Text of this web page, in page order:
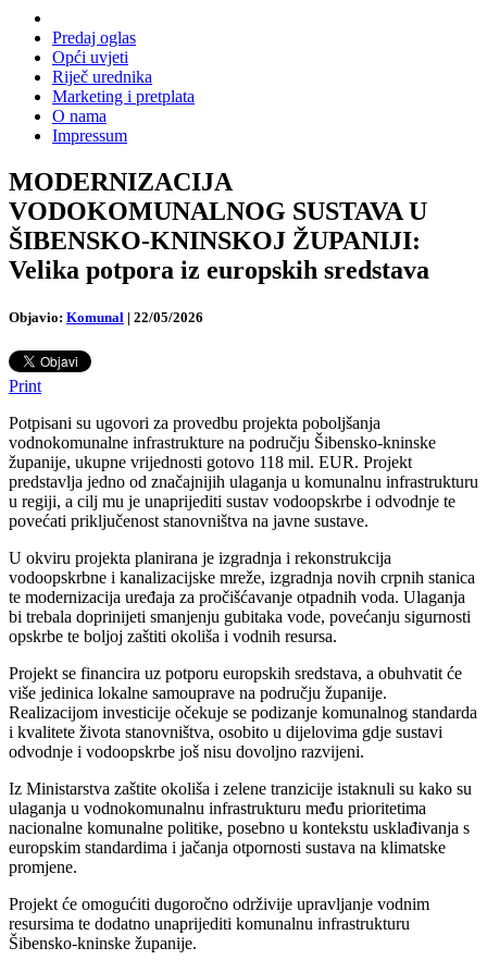
Predaj oglas
Opći uvjeti
Riječ urednika
Marketing i pretplata
O nama
Impressum
MODERNIZACIJA
VODOKOMUNALNOG SUSTAVA U
ŠIBENSKO-KNINSKOJ ŽUPANIJI:
Velika potpora iz europskih sredstava
Objavio: Komunal | 22/05/2026
Print
Potpisani su ugovori za provedbu projekta poboljšanja
vodnokomunalne infrastrukture na području Šibensko-kninske
županije, ukupne vrijednosti gotovo 118 mil. EUR. Projekt
predstavlja jedno od značajnijih ulaganja u komunalnu infrastrukturu
u regiji, a cilj mu je unaprijediti sustav vodoopskrbe i odvodnje te
povećati priključenost stanovništva na javne sustave.
U okviru projekta planirana je izgradnja i rekonstrukcija
vodoopskrbne i kanalizacijske mreže, izgradnja novih crpnih stanica
te modernizacija uređaja za pročišćavanje otpadnih voda. Ulaganja
bi trebala doprinijeti smanjenju gubitaka vode, povećanju sigurnosti
opskrbe te boljoj zaštiti okoliša i vodnih resursa.
Projekt se financira uz potporu europskih sredstava, a obuhvatit će
više jedinica lokalne samouprave na području županije.
Realizacijom investicije očekuje se podizanje komunalnog standarda
i kvalitete života stanovništva, osobito u dijelovima gdje sustavi
odvodnje i vodoopskrbe još nisu dovoljno razvijeni.
Iz Ministarstva zaštite okoliša i zelene tranzicije istaknuli su kako su
ulaganja u vodnokomunalnu infrastrukturu među prioritetima
nacionalne komunalne politike, posebno u kontekstu usklađivanja s
europskim standardima i jačanja otpornosti sustava na klimatske
promjene.
Projekt će omogućiti dugoročno održivije upravljanje vodnim
resursima te dodatno unaprijediti komunalnu infrastrukturu
Šibensko-kninske županije.